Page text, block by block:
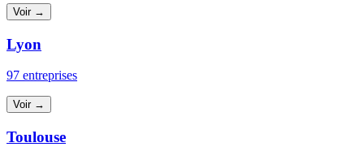
Voir →
Lyon
97 entreprises
Voir →
Toulouse